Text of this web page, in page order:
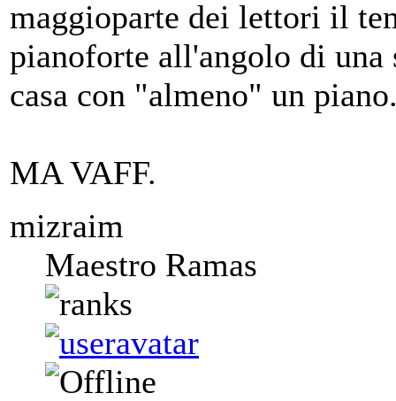
maggioparte dei lettori il
pianoforte all'angolo di una
casa con "almeno" un
MA VAFF.
mizraim
Maestro Ramas